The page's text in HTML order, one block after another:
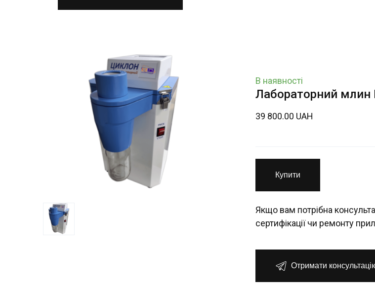
В наявності
Лабораторний млин
39 800.00 UAH
Купити
Якщо вам потрібна
сертифікації чи ремонту
Отримати